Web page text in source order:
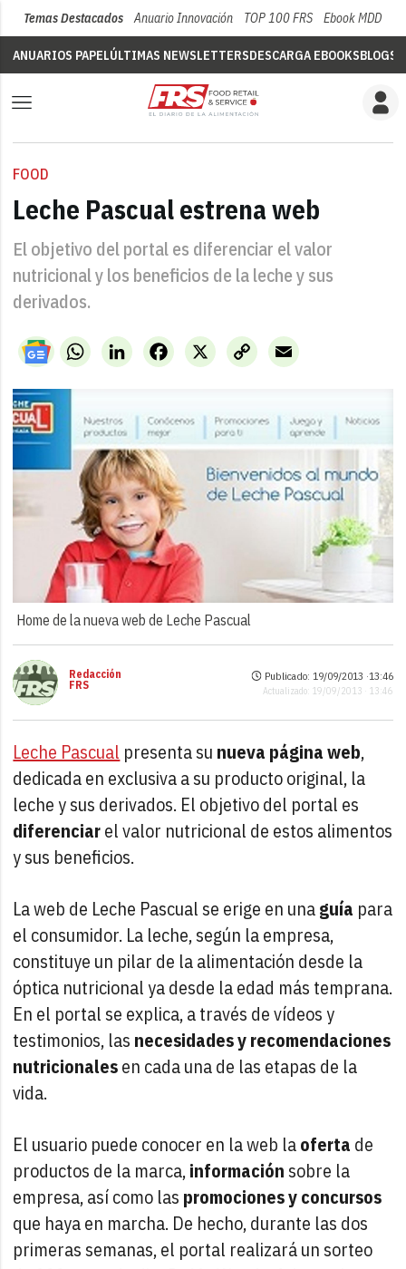
Temas Destacados Anuario Innovación TOP 100 FRS Ebook MDD
ANUARIOS PAPELÚLTIMAS NEWSLETTERSDESCARGA EBOOKSBLOGS
FOOD
Leche Pascual estrena web
El objetivo del portal es diferenciar el valor
nutricional y los beneficios de la leche y sus
derivados.
WhatsAppLinkedIn X
Facebook
Copy
Link
Email
Home de la nueva web de Leche Pascual
Redacción
FRS
Publicado: 19/09/2013 ·13:46
Actualizado: 19/09/2013 · 13:46
Leche Pascual presenta su nueva página web,
dedicada en exclusiva a su producto original, la
leche y sus derivados. El objetivo del portal es
diferenciarel valor nutricional de estos alimentos
y sus beneficios.
La web de Leche Pascual se erige en unaguía para
el consumidor. La leche, según la empresa,
constituye un pilar de la alimentación desde la
óptica nutricional ya desde la edad más temprana.
En el portal se explica, a través de vídeos y
testimonios, las necesidades y recomendaciones
nutricionalesen cada una de las etapas de la
vida.
El usuario puede conocer en la web laoferta de
productos de la marca,información sobre la
empresa, así como las promociones y concursos
que haya en marcha. De hecho, durante las dos
primeras semanas, el portal realizará un sorteo